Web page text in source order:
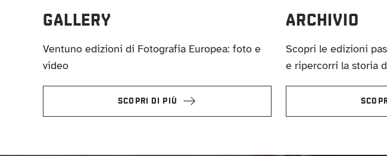
GALLERY
Ventuno edizioni di Fotografia Europea: foto e
video
SCOPRI DI PIÙ
ARCHIVIO
Scopri le edizioni
e ripercorri la storia